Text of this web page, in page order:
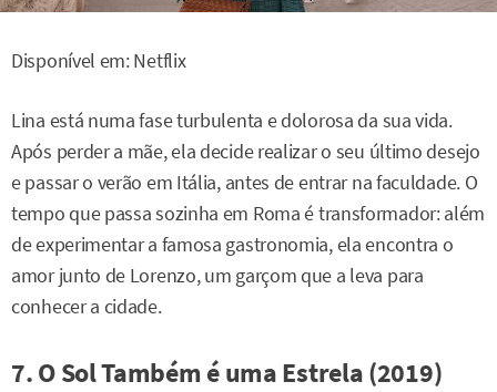
Disponível em: Netflix
Lina está numa fase turbulenta e dolorosa da sua vida.
Após perder a mãe, ela decide realizar o seu último desejo
e passar o verão em Itália, antes de entrar na faculdade. O
tempo que passa sozinha em Roma é transformador: além
de experimentar a famosa gastronomia, ela encontra o
amor junto de Lorenzo, um garçom que a leva para
conhecer a cidade.
7. O Sol Também é uma Estrela (2019)